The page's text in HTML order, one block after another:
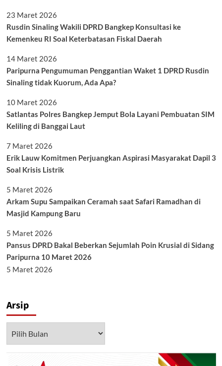
23 Maret 2026
Rusdin Sinaling Wakili DPRD Bangkep Konsultasi ke
Kemenkeu RI Soal Keterbatasan Fiskal Daerah
14 Maret 2026
Paripurna Pengumuman Penggantian Waket 1 DPRD Rusdin
Sinaling tidak Kuorum, Ada Apa?
10 Maret 2026
Satlantas Polres Bangkep Jemput Bola Layani Pembuatan SIM
Keliling di Banggai Laut
7 Maret 2026
Erik Lauw Komitmen Perjuangkan Aspirasi Masyarakat Dapil 3
Soal Krisis Listrik
5 Maret 2026
Arkam Supu Sampaikan Ceramah saat Safari Ramadhan di
Masjid Kampung Baru
5 Maret 2026
Pansus DPRD Bakal Beberkan Sejumlah Poin Krusial di Sidang
Paripurna 10 Maret 2026
5 Maret 2026
Arsip